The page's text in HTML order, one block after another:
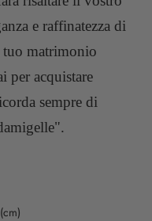
e raffinatezza di
matrimonio
per acquistare
sempre di